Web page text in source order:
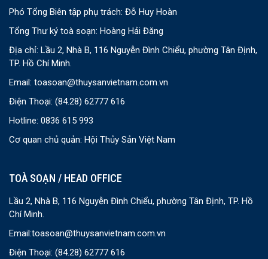
Phó Tổng Biên tập phụ trách: Đỗ Huy Hoàn
Tổng Thư ký toà soạn: Hoàng Hải Đăng
Địa chỉ: Lầu 2, Nhà B, 116 Nguyễn Đình Chiểu, phường Tân Định,
TP. Hồ Chí Minh.
Email: toasoan@thuysanvietnam.com.vn
Điện Thoại: (84.28) 62777 616
Hotline: 0836 615 993
Cơ quan chủ quản: Hội Thủy Sản Việt Nam
TOÀ SOẠN / HEAD OFFICE
Lầu 2, Nhà B, 116 Nguyễn Đình Chiểu, phường Tân Định, TP. Hồ
Chí Minh.
Email:toasoan@thuysanvietnam.com.vn
Điện Thoại: (84.28) 62777 616